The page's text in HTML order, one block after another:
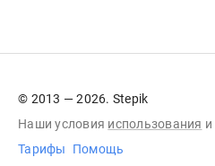
© 2013 — 2026. Stepik
Наши условия использования и
Тарифы
Помощь